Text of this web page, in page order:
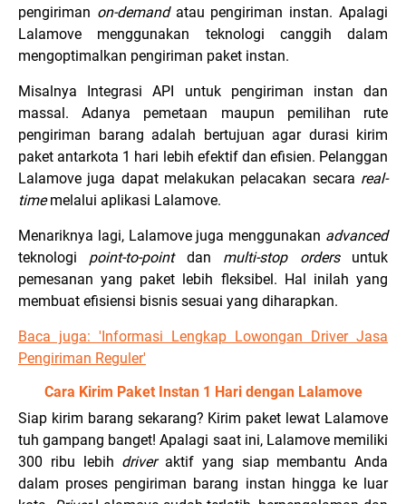
pengiriman on-demandatau pengiriman instan. Apalagi
Lalamove menggunakan teknologi canggih dalam
mengoptimalkan pengiriman paket instan.
Misalnya Integrasi API untuk pengiriman instan dan
massal. Adanya pemetaan maupun pemilihan rute
pengiriman barang adalah bertujuan agar durasi kirim
paket antarkota 1 hari lebih efektif dan efisien. Pelanggan
Lalamove juga dapat melakukan pelacakan secara real-
timemelalui aplikasi Lalamove.
Menariknya lagi, Lalamove juga menggunakan advanced
teknologi point-to-point dan multi-stop ordersuntuk
pemesanan yang paket lebih fleksibel. Hal inilah yang
membuat efisiensi bisnis sesuai yang diharapkan.
Baca juga: 'Informasi Lengkap Lowongan Driver Jasa
Pengiriman Reguler'
Cara Kirim Paket Instan 1 Hari dengan Lalamove
Siap kirim barang sekarang? Kirim paket lewat Lalamove
tuh gampang banget! Apalagi saat ini, Lalamove memiliki
300 ribu lebih driver aktif yang siap membantu Anda
dalam proses pengiriman barang instan hingga ke luar